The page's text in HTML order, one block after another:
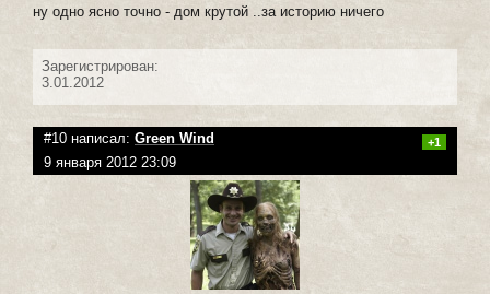
ну одно ясно точно - дом крутой ..за историю ничего
Зарегистрирован:
3.01.2012
#10 написал: Green Wind +1
9 января 2012 23:09